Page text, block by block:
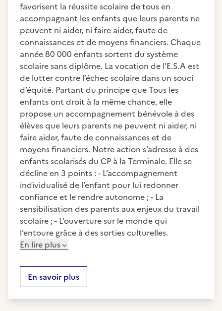
favorisent la réussite scolaire de tous en
accompagnant les enfants que leurs parents ne
peuvent ni aider, ni faire aider, faute de
connaissances et de moyens financiers. Chaque
année 80 000 enfants sortent du système
scolaire sans diplôme. La vocation de l’E.S.A est
de lutter contre l’échec scolaire dans un souci
d’équité. Partant du principe que Tous les
enfants ont droit à la même chance, elle
propose un accompagnement bénévole à des
élèves que leurs parents ne peuvent ni aider, ni
faire aider, faute de connaissances et de
moyens financiers. Notre action s’adresse à des
enfants scolarisés du CP à la Terminale. Elle se
décline en 3 points : - L’accompagnement
individualisé de l’enfant pour lui redonner
confiance et le rendre autonome ; - La
sensibilisation des parents aux enjeux du travail
scolaire ; - L’ouverture sur le monde qui
l’entoure grâce à des sorties culturelles.
En lire plus
En savoir plus